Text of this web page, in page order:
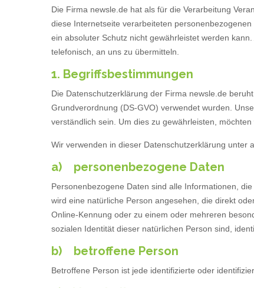
Die Firma newsle.de hat als für die Verarbeitung
diese Internetseite verarbeiteten
ein absoluter Schutz nicht gewährleistet werden
telefonisch, an uns zu übermitteln.
1. Begriffsbestimmungen
Die Datenschutzerklärung der Firma newsle.de
Grundverordnung (DS-GVO) verwendet wurden.
verständlich sein. Um dies zu gewährleisten,
Wir verwenden in dieser Datenschutzerklärung unter
a) personenbezogene Daten
Personenbezogene Daten sind alle Informationen,
wird eine natürliche Person angesehen, die direkt
Online-Kennung oder zu einem oder mehreren
sozialen Identität dieser natürlichen Person sind,
b) betroffene Person
Betroffene Person ist jede identifizierte oder